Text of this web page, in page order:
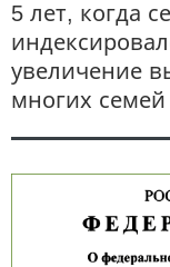
5 лет, когда
увеличение
многих